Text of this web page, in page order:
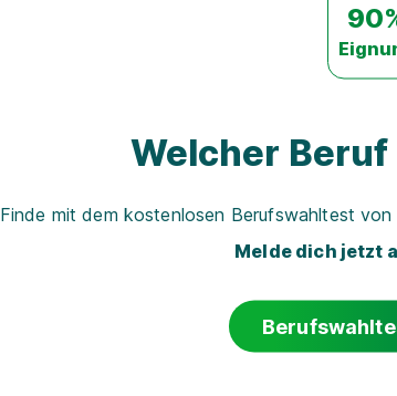
Welcher
Finde mit dem kostenlosen Berufswahltest
Melde dich jetzt